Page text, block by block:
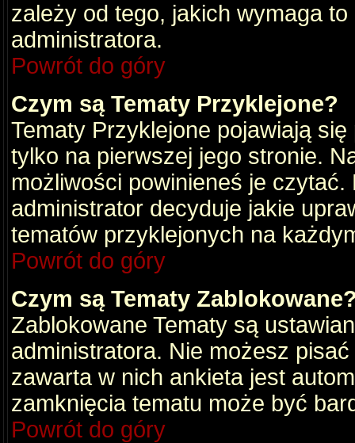
zależy od tego, jakich wymaga
administratora.
Powrót do góry
Czym są Tematy Przyklejone?
Tematy Przyklejone pojawiają
tylko na pierwszej jego stronie.
możliwości powinieneś je czytać.
administrator decyduje jakie
tematów przyklejonych na
Powrót do góry
Czym są Tematy
Zablokowane Tematy są
administratora. Nie możesz
zawarta w nich ankieta jest
zamknięcia tematu może być
Powrót do góry